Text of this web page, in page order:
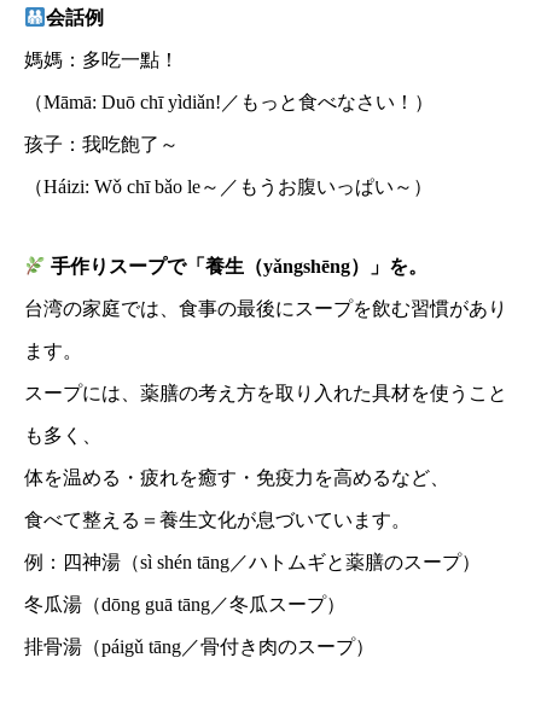
会話例
媽媽：多吃一點！
（Māmā: Duō chī yìdiǎn!／もっと食べなさい！）
孩子：我吃飽了～
（Háizi: Wǒ chī bǎo le～／もうお腹いっぱい～）
手作りスープで「養生（yǎngshēng）」を。
台湾の家庭では、食事の最後にスープを飲む習慣があり
ます。
スープには、薬膳の考え方を取り入れた具材を使うこと
も多く、
体を温める・疲れを癒す・免疫力を高めるなど、
食べて整える＝養生文化が息づいています。
例：四神湯（sì shén tāng／ハトムギと薬膳のスープ）
冬瓜湯（dōng guā tāng／冬瓜スープ）
排骨湯（páigǔ tāng／骨付き肉のスープ）